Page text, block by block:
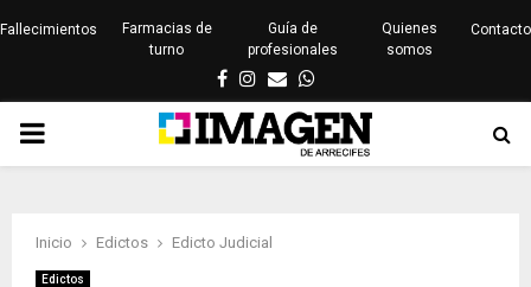
Fallecimientos
Farmacias de
turno
Guía de
profesionales
Quienes
somos
Contacto
Facebook
Instagram
EmailWhatsapp
PRIMARY
Inicio Edictos Edicto Judicial
Edictos